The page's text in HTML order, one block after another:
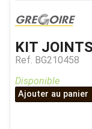
KIT
Ref. BG210458
Disponible
Ajouter au panier